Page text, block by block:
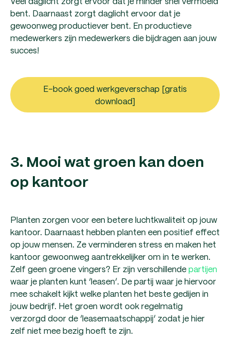
bent. Daarnaast zorgt daglicht ervoor dat je
gewoonweg productiever bent. En productieve
medewerkers zijn medewerkers die bijdragen aan jouw
succes!
E-book goed werkgeverschap [gratis
download]
3. Mooi wat groen kan doen
op kantoor
Planten zorgen voor een betere luchtkwaliteit op jouw
kantoor. Daarnaast hebben planten een positief effect
op jouw mensen. Ze verminderen stress en maken het
kantoor gewoonweg aantrekkelijker om in te werken.
Zelf geen groene vingers? Er zijn verschillendepartijen
waar je planten kunt ‘leasen’. De partij waar je hiervoor
mee schakelt kijkt welke planten het beste gedijen in
jouw bedrijf. Het groen wordt ook regelmatig
verzorgd door de ‘leasemaatschappij’ zodat je hier
zelf niet mee bezig hoeft te zijn.